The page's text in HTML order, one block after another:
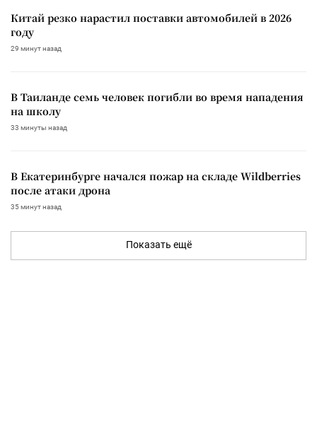
Китай резко нарастил поставки автомобилей в 2026
году
29 минут назад
В Таиланде семь человек погибли во время нападения
на школу
33 минуты назад
В Екатеринбурге начался пожар на складе Wildberries
после атаки дрона
35 минут назад
Показать ещё